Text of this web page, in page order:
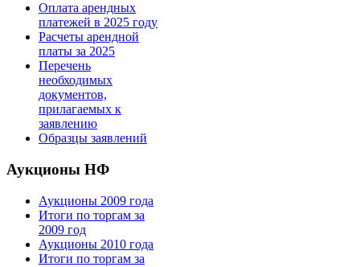
Оплата арендных
платежей в 2025 году
Расчеты арендной
платы за 2025
Перечень
необходимых
документов,
прилагаемых к
заявлению
Образцы заявлений
Аукционы НФ
Аукционы 2009 года
Итоги по торгам за
2009 год
Аукционы 2010 года
Итоги по торгам за